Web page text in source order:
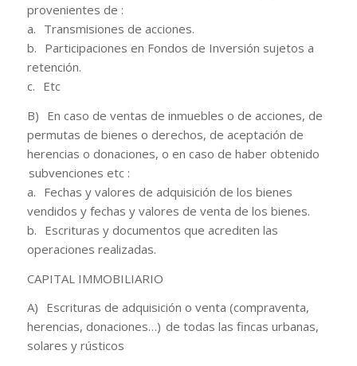
provenientes de :
a. Transmisiones de acciones.
b. Participaciones en Fondos de Inversión sujetos a
retención.
c. Etc
B) En caso de ventas de inmuebles o de acciones, de
permutas de bienes o derechos, de aceptación de
herencias o donaciones, o en caso de haber obtenido
subvenciones etc :
a. Fechas y valores de adquisición de los bienes
vendidos y fechas y valores de venta de los bienes.
b. Escrituras y documentos que acrediten las
operaciones realizadas.
CAPITAL IMMOBILIARIO
A) Escrituras de adquisición o venta (compraventa,
herencias, donaciones…) de todas las fincas urbanas,
solares y rústicos